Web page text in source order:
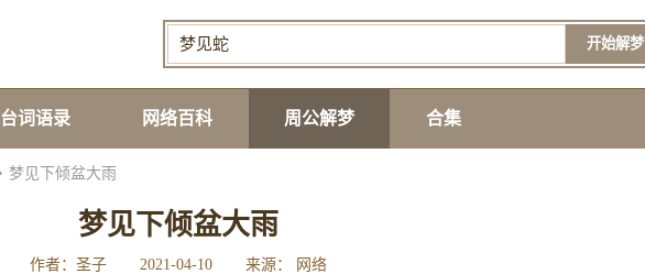
开始解梦
台词语录 网络百科 周公解梦 合集
梦见下倾盆大雨
梦见下倾盆大雨
作者：圣子 2021-04-10 来源： 网络